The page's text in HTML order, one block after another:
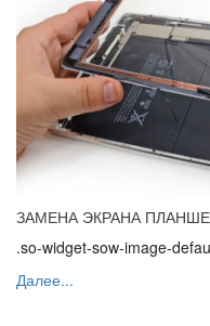
ЗАМЕНА ЭКРАНА
.so-widget-sow-image-
Далее...